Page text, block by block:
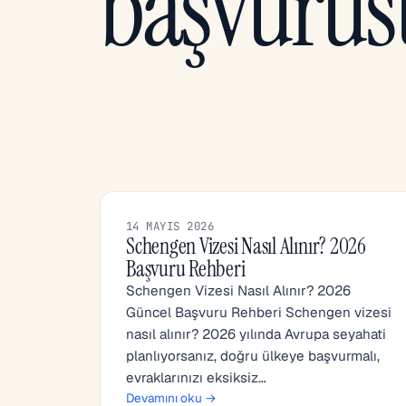
14 MAYIS 2026
Schengen Vizesi Nasıl Alınır? 2026
Başvuru Rehberi
Schengen Vizesi Nasıl Alınır? 2026
Güncel Başvuru Rehberi Schengen vizesi
nasıl alınır? 2026 yılında Avrupa seyahati
planlıyorsanız, doğru ülkeye başvurmalı,
evraklarınızı eksiksiz…
Devamını oku →